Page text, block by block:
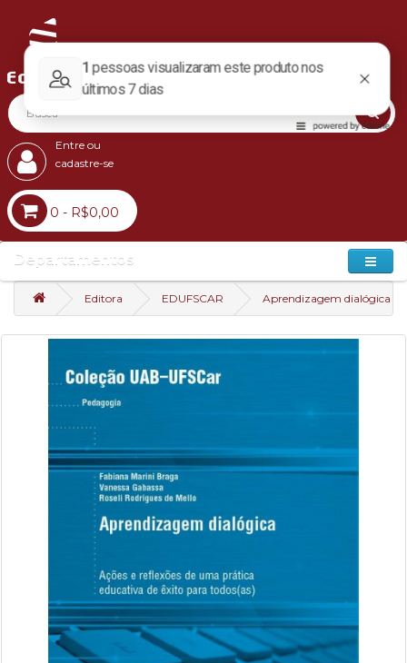
Entre ou
cadastre-se
0 - R$0,00
Departamentos
Editora EDUFSCAR Aprendizagem dialógica -